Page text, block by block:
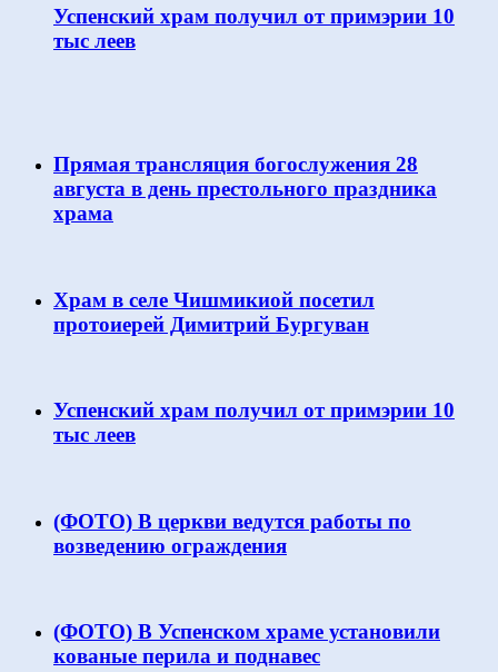
Успенский храм получил от примэрии 10
тыс леев
Прямая трансляция богослужения 28
августа в день престольного праздника
храма
Храм в селе Чишмикиой посетил
протоиерей Димитрий Бургуван
Успенский храм получил от примэрии 10
тыс леев
(ФОТО) В церкви ведутся работы по
возведению ограждения
(ФОТО) В Успенском храме установили
кованые перила и поднавес